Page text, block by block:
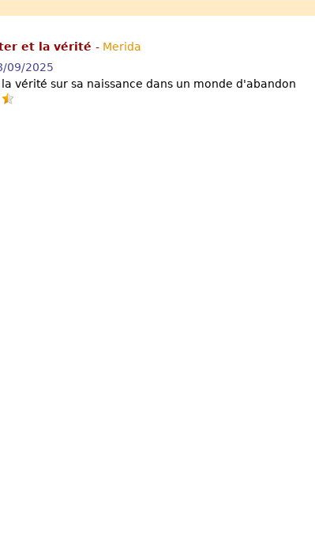
et la vérité - Merida
09/2025
vérité sur sa naissance dans un monde d'abandon